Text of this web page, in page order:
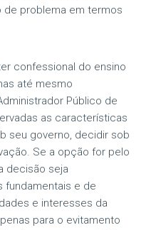
de problema em termos
confessional do ensino
até mesmo
Público de
as características
seu governo, decidir sob
Se a opção for pelo
decisão seja
fundamentais e de
e interesses da
para o evitamento